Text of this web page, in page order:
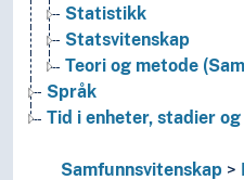
Statistikk
Statsvitenskap
Teori og metode
Språk
Tid i enheter, stadier
Samfunnsvitenskap